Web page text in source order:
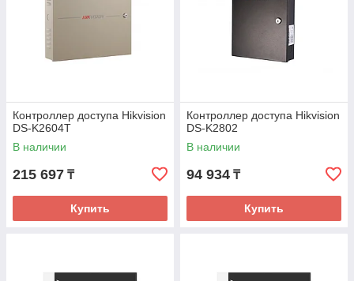
Контроллер доступа Hikvision
DS-K2604T
В наличии
215 697 ₸
Купить
Контроллер доступа Hikvision
DS-K2802
В наличии
94 934 ₸
Купить